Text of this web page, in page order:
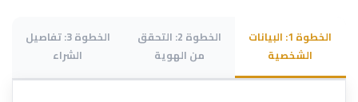
الخطوة 1: البيانات
الشخصية
الخطوة 2: التحقق
من الهوية
الخطوة 3: تفاصيل
الشراء